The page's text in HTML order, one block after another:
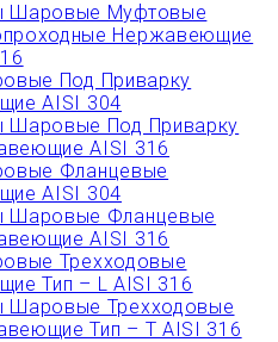
Шаровые Муфтовые
Нержавеющие
Под Приварку
AISI 304
Шаровые Под Приварку
AISI 316
Фланцевые
AISI 304
Шаровые Фланцевые
AISI 316
Трехходовые
Тип – L AISI 316
Шаровые Трехходовые
Тип – T AISI 316